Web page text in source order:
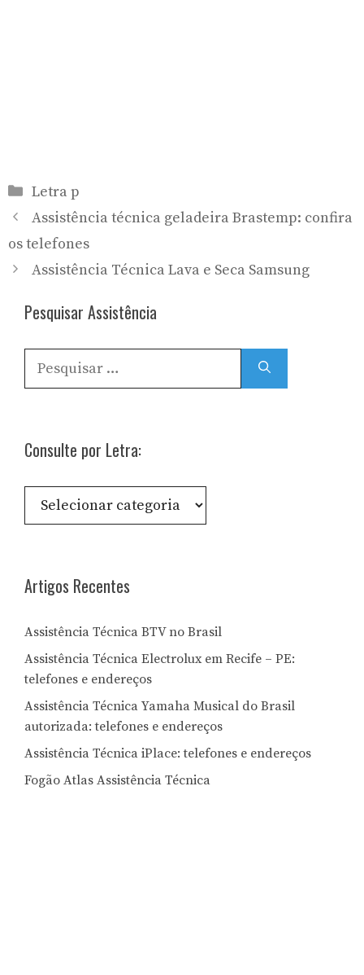
Categorias
Letra p
Assistência técnica geladeira Brastemp: confira
os telefones
Assistência Técnica Lava e Seca Samsung
Pesquisar Assistência
por:
Consulte por Letra:
Consulte
por
Artigos Recentes
Assistência Técnica BTV no Brasil
Assistência Técnica Electrolux em Recife – PE:
telefones e endereços
Assistência Técnica Yamaha Musical do Brasil
autorizada: telefones e endereços
Assistência Técnica iPlace: telefones e endereços
Fogão Atlas Assistência Técnica